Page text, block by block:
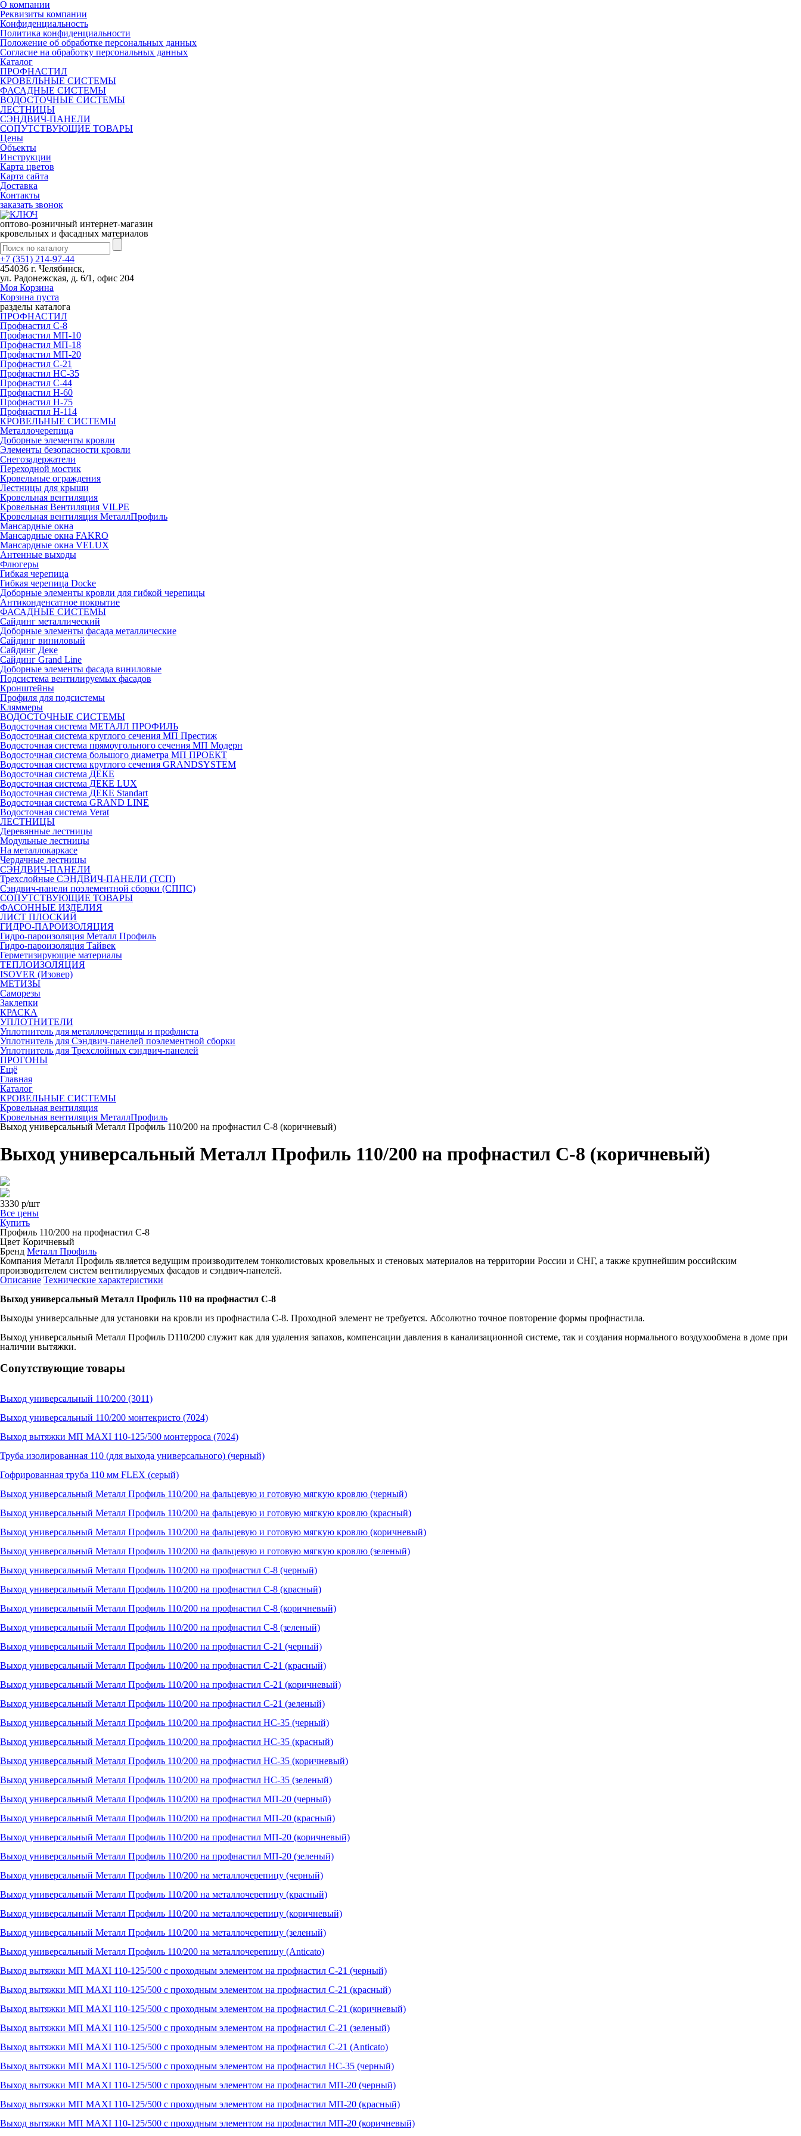
О компании
Реквизиты компании
Конфиденциальность
Политика конфиденциальности
Положение об обработке персональных данных
Согласие на обработку персональных данных
Каталог
ПРОФНАСТИЛ
КРОВЕЛЬНЫЕ СИСТЕМЫ
ФАСАДНЫЕ СИСТЕМЫ
ВОДОСТОЧНЫЕ СИСТЕМЫ
ЛЕСТНИЦЫ
СЭНДВИЧ-ПАНЕЛИ
СОПУТСТВУЮЩИЕ ТОВАРЫ
Цены
Объекты
Инструкции
Карта цветов
Карта сайта
Доставка
Контакты
заказать звонок
оптово-розничный интернет-магазин
кровельных и фасадных материалов
+7 (351) 214-97-44
454036 г. Челябинск,
ул. Радонежская, д. 6/1, офис 204
Моя Корзина
Корзина пуста
разделы каталога
ПРОФНАСТИЛ
Профнастил С-8
Профнастил МП-10
Профнастил МП-18
Профнастил МП-20
Профнастил С-21
Профнастил НС-35
Профнастил С-44
Профнастил Н-60
Профнастил Н-75
Профнастил Н-114
КРОВЕЛЬНЫЕ СИСТЕМЫ
Металлочерепица
Доборные элементы кровли
Элементы безопасности кровли
Снегозадержатели
Переходной мостик
Кровельные ограждения
Лестницы для крыши
Кровельная вентиляция
Кровельная Вентиляция VILPE
Кровельная вентиляция МеталлПрофиль
Мансардные окна
Мансардные окна FAKRO
Мансардные окна VELUX
Антенные выходы
Флюгеры
Гибкая черепица
Гибкая черепица Docke
Доборные элементы кровли для гибкой черепицы
Антиконденсатное покрытие
ФАСАДНЫЕ СИСТЕМЫ
Сайдинг металлический
Доборные элементы фасада металлические
Сайдинг виниловый
Сайдинг Деке
Сайдинг Grand Line
Доборные элементы фасада виниловые
Подсистема вентилируемых фасадов
Кронштейны
Профиля для подсистемы
Кляммеры
ВОДОСТОЧНЫЕ СИСТЕМЫ
Водосточная система МЕТАЛЛ ПРОФИЛЬ
Водосточная система круглого сечения МП Престиж
Водосточная система прямоугольного сечения МП Модерн
Водосточная система большого диаметра МП ПРОЕКТ
Водосточная система круглого сечения GRANDSYSTEM
Водосточная система ДЕКЕ
Водосточная система ДЕКЕ LUX
Водосточная система ДЕКЕ Standart
Водосточная система GRAND LINE
Водосточная система Verat
ЛЕСТНИЦЫ
Деревянные лестницы
Модульные лестницы
На металлокаркасе
Чердачные лестницы
СЭНДВИЧ-ПАНЕЛИ
Трехслойные СЭНДВИЧ-ПАНЕЛИ (ТСП)
Сэндвич-панели поэлементной сборки (СППС)
СОПУТСТВУЮЩИЕ ТОВАРЫ
ФАСОННЫЕ ИЗДЕЛИЯ
ЛИСТ ПЛОСКИЙ
ГИДРО-ПАРОИЗОЛЯЦИЯ
Гидро-пароизоляция Металл Профиль
Гидро-пароизоляция Тайвек
Герметизирующие материалы
ТЕПЛОИЗОЛЯЦИЯ
ISOVER (Изовер)
МЕТИЗЫ
Саморезы
Заклепки
КРАСКА
УПЛОТНИТЕЛИ
Уплотнитель для металлочерепицы и профлиста
Уплотнитель для Сэндвич-панелей поэлементной сборки
Уплотнитель для Трехслойных сэндвич-панелей
ПРОГОНЫ
Ещё
Главная
Каталог
КРОВЕЛЬНЫЕ СИСТЕМЫ
Кровельная вентиляция
Кровельная вентиляция МеталлПрофиль
Выход универсальный Металл Профиль 110/200 на профнастил С-8 (коричневый)
Выход универсальный Металл Профиль 110/200 на профнастил С-8 (коричневый)
3330 р/шт
Все цены
Купить
Профиль 110/200 на профнастил С-8
Цвет Коричневый
Бренд Металл Профиль
Компания Металл Профиль является ведущим производителем тонколистовых кровельных и стеновых материалов на территории России и СНГ, а также крупнейшим российским
производителем систем вентилируемых фасадов и сэндвич-панелей.
Описание Технические характеристики
Выход универсальный Металл Профиль 110 на профнастил С-8
Выходы универсальные для установки на кровли из профнастила С-8. Проходной элемент не требуется. Абсолютно точное повторение формы профнастила.
Выход универсальный Металл Профиль D110/200 служит как для удаления запахов, компенсации давления в канализационной системе, так и создания нормального воздухообмена в доме при
наличии вытяжки.
Сопутствующие товары
Выход универсальный 110/200 (3011)
Выход универсальный 110/200 монтекристо (7024)
Выход вытяжки МП MAXI 110-125/500 монтерроса (7024)
Труба изолированная 110 (для выхода универсального) (черный)
Гофрированная труба 110 мм FLEX (серый)
Выход универсальный Металл Профиль 110/200 на фальцевую и готовую мягкую кровлю (черный)
Выход универсальный Металл Профиль 110/200 на фальцевую и готовую мягкую кровлю (красный)
Выход универсальный Металл Профиль 110/200 на фальцевую и готовую мягкую кровлю (коричневый)
Выход универсальный Металл Профиль 110/200 на фальцевую и готовую мягкую кровлю (зеленый)
Выход универсальный Металл Профиль 110/200 на профнастил С-8 (черный)
Выход универсальный Металл Профиль 110/200 на профнастил С-8 (красный)
Выход универсальный Металл Профиль 110/200 на профнастил С-8 (коричневый)
Выход универсальный Металл Профиль 110/200 на профнастил С-8 (зеленый)
Выход универсальный Металл Профиль 110/200 на профнастил С-21 (черный)
Выход универсальный Металл Профиль 110/200 на профнастил С-21 (красный)
Выход универсальный Металл Профиль 110/200 на профнастил С-21 (коричневый)
Выход универсальный Металл Профиль 110/200 на профнастил С-21 (зеленый)
Выход универсальный Металл Профиль 110/200 на профнастил НС-35 (черный)
Выход универсальный Металл Профиль 110/200 на профнастил НС-35 (красный)
Выход универсальный Металл Профиль 110/200 на профнастил НС-35 (коричневый)
Выход универсальный Металл Профиль 110/200 на профнастил НС-35 (зеленый)
Выход универсальный Металл Профиль 110/200 на профнастил МП-20 (черный)
Выход универсальный Металл Профиль 110/200 на профнастил МП-20 (красный)
Выход универсальный Металл Профиль 110/200 на профнастил МП-20 (коричневый)
Выход универсальный Металл Профиль 110/200 на профнастил МП-20 (зеленый)
Выход универсальный Металл Профиль 110/200 на металлочерепицу (черный)
Выход универсальный Металл Профиль 110/200 на металлочерепицу (красный)
Выход универсальный Металл Профиль 110/200 на металлочерепицу (коричневый)
Выход универсальный Металл Профиль 110/200 на металлочерепицу (зеленый)
Выход универсальный Металл Профиль 110/200 на металлочерепицу (Anticato)
Выход вытяжки МП MAXI 110-125/500 с проходным элементом на профнастил С-21 (черный)
Выход вытяжки МП MAXI 110-125/500 с проходным элементом на профнастил С-21 (красный)
Выход вытяжки МП MAXI 110-125/500 с проходным элементом на профнастил С-21 (коричневый)
Выход вытяжки МП MAXI 110-125/500 с проходным элементом на профнастил С-21 (зеленый)
Выход вытяжки МП MAXI 110-125/500 с проходным элементом на профнастил С-21 (Anticato)
Выход вытяжки МП MAXI 110-125/500 с проходным элементом на профнастил НС-35 (черный)
Выход вытяжки МП MAXI 110-125/500 с проходным элементом на профнастил МП-20 (черный)
Выход вытяжки МП MAXI 110-125/500 с проходным элементом на профнастил МП-20 (красный)
Выход вытяжки МП MAXI 110-125/500 с проходным элементом на профнастил МП-20 (коричневый)